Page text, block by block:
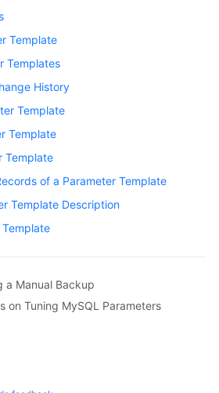
Template
Templates
History
Template
Template
Template
of a Parameter Template
Template Description
a Manual Backup
on Tuning MySQL Parameters